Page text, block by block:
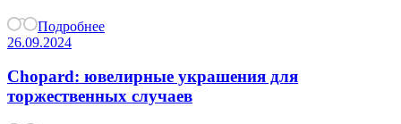
Подробнее
26.09.2024
Chopard: ювелирные украшения для
торжественных случаев